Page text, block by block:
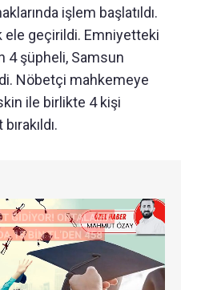
işlem başlatıldı.
ele geçirildi. Emniyetteki
4 şüpheli, Samsun
Nöbetçi mahkemeye
ile birlikte 4 kişi